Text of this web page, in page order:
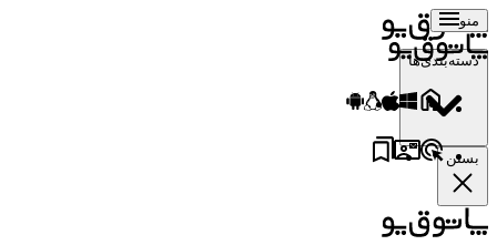
منو
دسته‌بندی‌ها
بستن